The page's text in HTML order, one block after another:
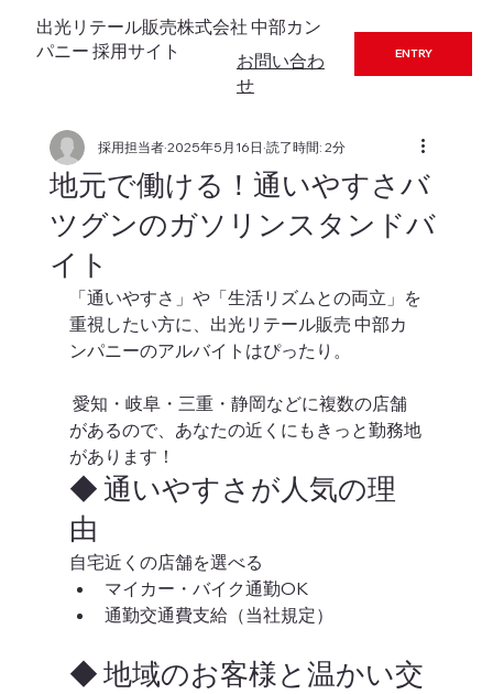
出光リテール販売株式会社 中部カン
パニー 採用サイト
お​問い合わ
せ
ENTRY
地元で働ける！通いやすさバ
ツグンのガソリンスタンドバ
イト
採用担当者 2025年5月16日 読了時間: 2分
「通いやすさ」や「生活リズムとの両立」を
重視したい方に、出光リテール販売 中部カ
ンパニーのアルバイトはぴったり。
があるので、あなたの近くにもきっと勤務地
があります！
◆ 通いやすさが人気の理
由
自宅近くの店舗を選べる
マイカー・バイク通勤OK
通勤交通費支給（当社規定）
◆ 地域のお客様と温かい交